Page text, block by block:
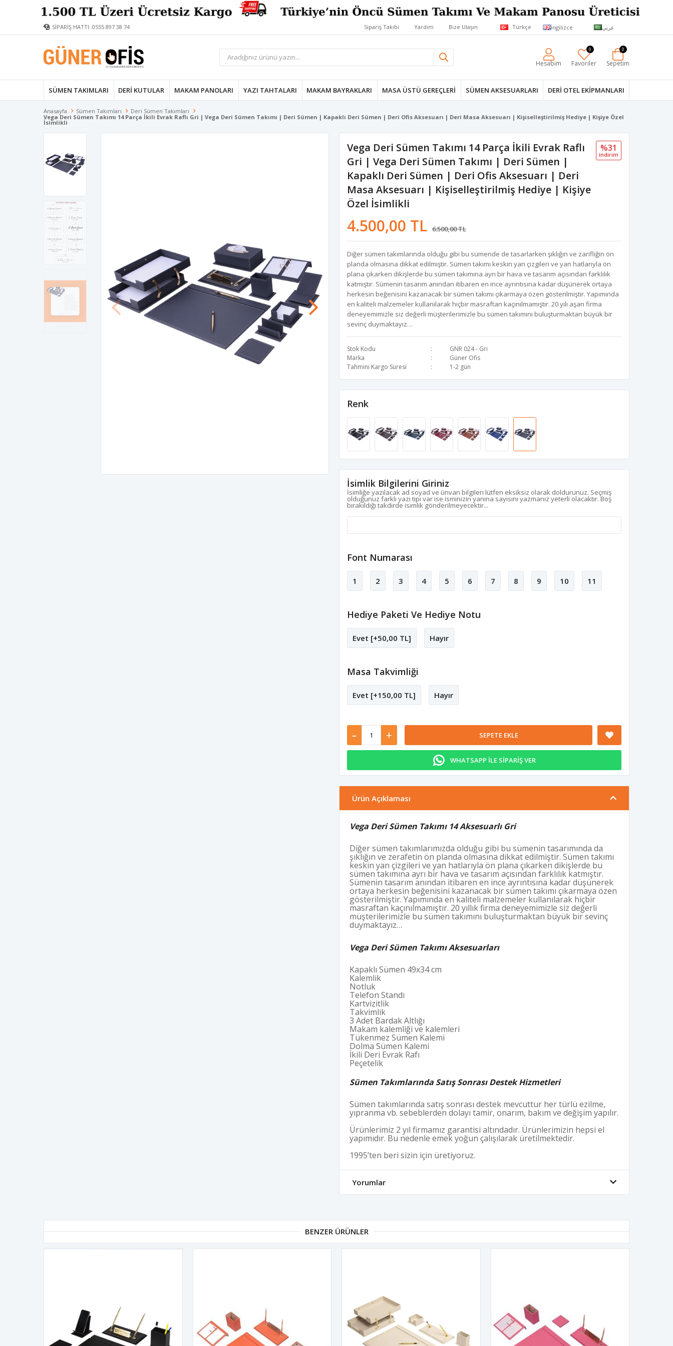
SİPARİŞ HATTI: 0555 897 38 74 Sipariş Takibi Yardım Bize Ulaşın Türkçe İngilizce عربي
Hesabım Favoriler
0
Sepetim
0
SÜMEN TAKIMLARI DERI KUTULAR MAKAM PANOLARI YAZI TAHTALARI MAKAM BAYRAKLARI MASA ÜSTÜ GEREÇLERI SÜMEN AKSESUARLARI DERI OTEL EKIPMANLARI
Anasayfa Sümen Takımları
Deri Sümen Takımları
Vega Deri Sümen Takımı 14 Parça İkili Evrak Raflı Gri | Vega Deri Sümen Takımı | Deri Sümen | Kapaklı Deri Sümen | Deri Ofis Aksesuarı | Deri Masa Aksesuarı | Kişiselleştirilmiş Hediye | Kişiye Özel
İsimlikli
Vega Deri Sümen Takımı 14 Parça İkili Evrak Raflı
Gri | Vega Deri Sümen Takımı | Deri Sümen |
Kapaklı Deri Sümen | Deri Ofis Aksesuarı | Deri
Masa Aksesuarı | Kişiselleştirilmiş Hediye | Kişiye
Özel İsimlikli
4.500,00 TL 6.500,00 TL
%31
i̇ndi̇ri̇m
Diğer sümen takımlarında olduğu gibi bu sümende de tasarlarken şıklığın ve zarifliğin ön
planda olmasına dikkat edilmiştir. Sümen takımı keskin yan çizgileri ve yan hatlarıyla ön
plana çıkarken dikişlerde bu sümen takımına ayrı bir hava ve tasarım açısından farklılık
katmıştır. Sümenin tasarım anından itibaren en ince ayrıntısına kadar düşünerek ortaya
herkesin beğenisini kazanacak bir sümen takımı çıkarmaya özen gösterilmiştir. Yapımında
en kaliteli malzemeler kullanılarak hiçbir masraftan kaçınılmamıştır. 20 yılı aşan firma
deneyemimizle siz değerli müşterilerimizle bu sümen takımını buluşturmaktan büyük bir
sevinç duymaktayız…
Stok Kodu
GNR 024 - Gri
Marka
Güner Ofis
Tahmini Kargo Süresi
1-2 gün
Renk
İsimlik Bilgilerini Giriniz
İsimliğe yazılacak ad soyad ve ünvan bilgileri lütfen eksiksiz olarak doldurunuz. Seçmiş
olduğunuz farklı yazı tipi var ise isminizin yanına sayısını yazmanız yeterli olacaktır. Boş
bırakıldığı takdirde isimlik gönderilmeyecektir...
Font Numarası
1 2 3 4 5 6 7 8 9 10 11
Hediye Paketi Ve Hediye Notu
Evet [+50,00 TL] Hayır
Masa Takvimliği
Evet [+150,00 TL] Hayır
- + SEPETE EKLE
WHATSAPP İLE SİPARİŞ VER
Ürün Açıklaması
Vega Deri Sümen Takımı 14 Aksesuarlı Gri
Diğer sümen takımlarımızda olduğu gibi bu sümenin tasarımında da
şıklığın ve zerafetin ön planda olmasına dikkat edilmiştir. Sümen takımı
keskin yan çizgileri ve yan hatlarıyla ön plana çıkarken dikişlerde bu
sümen takımına ayrı bir hava ve tasarım açısından farklılık katmıştır.
Sümenin tasarım anından itibaren en ince ayrıntısına kadar düşünerek
ortaya herkesin beğenisini kazanacak bir sümen takımı çıkarmaya özen
gösterilmiştir. Yapımında en kaliteli malzemeler kullanılarak hiçbir
masraftan kaçınılmamıştır. 20 yıllık firma deneyemimizle siz değerli
müşterilerimizle bu sümen takımını buluşturmaktan büyük bir sevinç
duymaktayız…
Vega Deri Sümen Takımı Aksesuarları
Kapaklı Sümen 49x34 cm
Kalemlik
Notluk
Telefon Standı
Kartvizitlik
Takvimlik
3 Adet Bardak Altlığı
Makam kalemliği ve kalemleri
Tükenmez Sümen Kalemi
Dolma Sümen Kalemi
İkili Deri Evrak Rafı
Peçetelik
Sümen Takımlarında Satış Sonrası Destek Hizmetleri
Sümen takımlarında satış sonrası destek mevcuttur her türlü ezilme,
yıpranma vb. sebeblerden dolayı tamir, onarım, bakım ve değişim yapılır.
Ürünlerimiz 2 yıl firmamız garantisi altındadır. Ürünlerimizin hepsi el
yapımıdır. Bu nedenle emek yoğun çalışılarak üretilmektedir.
1995’ten beri sizin için üretiyoruz.
Yorumlar
BENZER ÜRÜNLER